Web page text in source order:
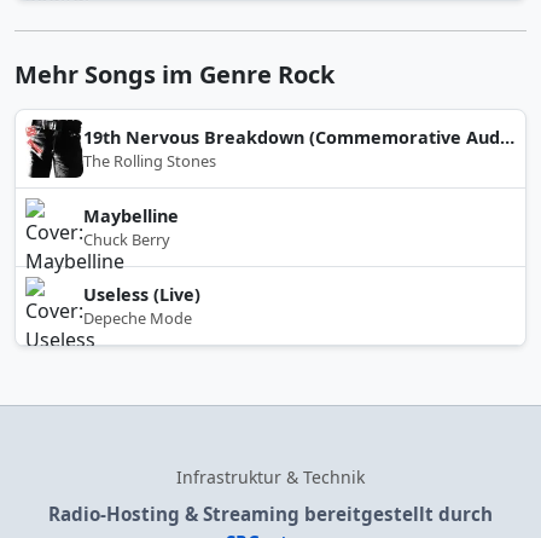
Mehr Songs im Genre Rock
19th Nervous Breakdown (Commemorative Auditorium Showgrounds, Sydney, Australia, February 18th 1966 2UW-FM 1st Show)
The Rolling Stones
Maybelline
Chuck Berry
Useless (Live)
Depeche Mode
Infrastruktur & Technik
Radio-Hosting & Streaming bereitgestellt durch